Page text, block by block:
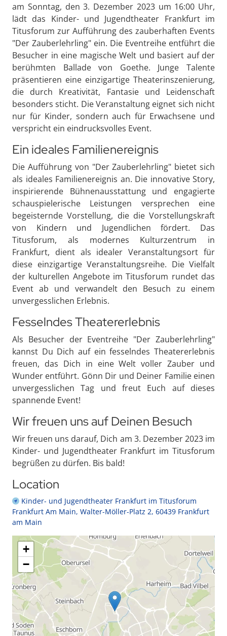
am Sonntag, den 3. Dezember 2023 um 16:00 Uhr,
lädt das Kinder- und Jugendtheater Frankfurt im
Titusforum zur Aufführung des zauberhaften Events
"Der Zauberlehrling" ein. Die Eventreihe entführt die
Besucher in eine magische Welt und basiert auf der
berühmten Ballade von Goethe. Junge Talente
präsentieren eine einzigartige Theaterinszenierung,
die durch Kreativität, Fantasie und Leidenschaft
besonders sticht. Die Veranstaltung eignet sich nicht
nur für Kinder, sondern auch für Erwachsene und
verspricht ein eindrucksvolles Event.
Ein ideales Familienereignis
Die Aufführung von "Der Zauberlehrling" bietet sich
als ideales Familienereignis an. Die innovative Story,
inspirierende Bühnenausstattung und engagierte
schauspielerische Leistungen versprechen eine
begeisternde Vorstellung, die die Vorstellungskraft
von Kindern und Jugendlichen fördert. Das
Titusforum, als modernes Kulturzentrum in
Frankfurt, dient als idealer Veranstaltungsort für
diese einzigartige Veranstaltungsreihe. Die Vielfalt
der kulturellen Angebote im Titusforum rundet das
Event ab und verwandelt den Besuch zu einem
unvergesslichen Erlebnis.
Fesselndes Theatererlebnis
Als Besucher der Eventreihe "Der Zauberlehrling"
kannst Du Dich auf ein fesselndes Theatererlebnis
freuen, das Dich in eine Welt voller Zauber und
Wunder entführt. Gönn Dir und Deiner Familie einen
unvergesslichen Tag und freut Euch auf dieses
spannende Event!
Wir freuen uns auf Deinen Besuch
Wir freuen uns darauf, Dich am 3. Dezember 2023 im
Kinder- und Jugendtheater Frankfurt im Titusforum
begrüßen zu dürfen. Bis bald!
Location
Kinder- und Jugendtheater Frankfurt im Titusforum
Frankfurt Am Main, Walter-Möller-Platz 2, 60439 Frankfurt
am Main
+
−